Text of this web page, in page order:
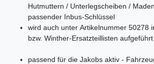
Hutmuttern / Unterlegscheiben /
passender Inbus-Schlüssel
wird auch unter Artikelnummer 50278
bzw. Winther-Ersatzteillisten aufgeführt
passend für die Jakobs aktiv -